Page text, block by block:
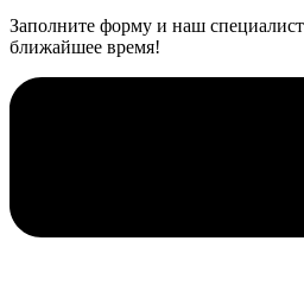
Заполните форму и наш
ближайшее время!